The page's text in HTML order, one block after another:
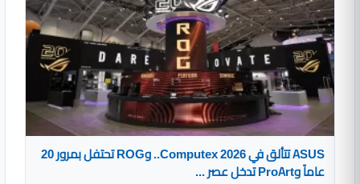
ASUS تتألق في Computex 2026.. وROG تحتفل بمرور 20
عاماً وProArt تدخل عصر ...